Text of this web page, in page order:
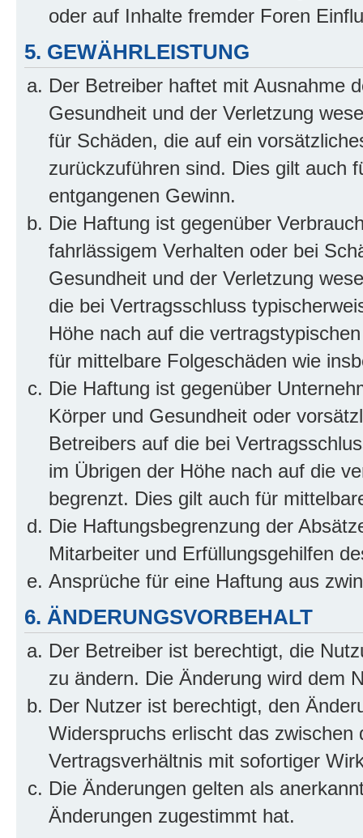
oder auf Inhalte fremder Foren
5. GEWÄHRLEISTUNG
Der Betreiber haftet mit Ausnahme
Gesundheit und der Verletzung
für Schäden, die auf ein
zurückzuführen sind. Dies gilt auch
entgangenen Gewinn.
Die Haftung ist gegenüber
fahrlässigem Verhalten oder bei
Gesundheit und der Verletzung
die bei Vertragsschluss
Höhe nach auf die
für mittelbare Folgeschäden wie
Die Haftung ist gegenüber
Körper und Gesundheit oder
Betreibers auf die bei
im Übrigen der Höhe nach auf die
begrenzt. Dies gilt auch für
Die Haftungsbegrenzung der
Mitarbeiter und Erfüllungsgehilfen
Ansprüche für eine Haftung aus
6. ÄNDERUNGSVORBEHALT
Der Betreiber ist berechtigt, die
zu ändern. Die Änderung wird dem
Der Nutzer ist berechtigt, den
Widerspruchs erlischt das
Vertragsverhältnis mit sofortiger
Die Änderungen gelten als
Änderungen zugestimmt hat.